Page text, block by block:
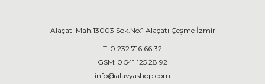
Alaçatı Mah.13003 Sok.No:1 Alaçatı Çeşme İzmir
T: 0 232 716 66 32
GSM: 0 541 125 28 92
info@alavyashop.com